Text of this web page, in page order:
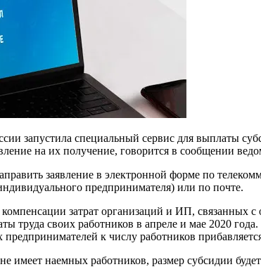
запустила специальный сервис для выплаты
на их получение, говорится в сообщении
заявление в электронной форме по
предпринимателя) или по почте.
затрат организаций и ИП, связанных
труда своих работников в апреле и мае 2020
к числу работников
имеет наемных работников, размер субсидии